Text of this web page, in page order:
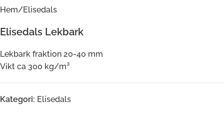
Hem/Elisedals
Elisedals Lekbark
Lekbark fraktion 20-40 mm
Vikt ca 300 kg/m³
Kategori: Elisedals